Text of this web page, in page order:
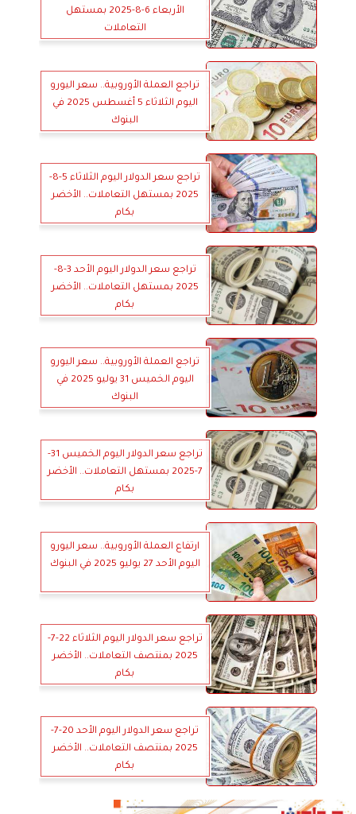
الأربعاء 6-8-2025 بمستهل
التعاملات
تراجع العملة الأوروبية.. سعر اليورو
اليوم الثلاثاء 5 أغسطس 2025 في
البنوك
تراجع سعر الدولار اليوم الثلاثاء 5-8-
2025 بمستهل التعاملات.. الأخضر
بكام
تراجع سعر الدولار اليوم الأحد 3-8-
2025 بمستهل التعاملات.. الأخضر
بكام
تراجع العملة الأوروبية.. سعر اليورو
اليوم الخميس 31 يوليو 2025 في
البنوك
تراجع سعر الدولار اليوم الخميس 31-
7-2025 بمستهل التعاملات.. الأخضر
بكام
ارتفاع العملة الأوروبية.. سعر اليورو
اليوم الأحد 27 يوليو 2025 في البنوك
تراجع سعر الدولار اليوم الثلاثاء 22-7-
2025 بمنتصف التعاملات.. الأخضر
بكام
تراجع سعر الدولار اليوم الأحد 20-7-
2025 بمنتصف التعاملات.. الأخضر
بكام